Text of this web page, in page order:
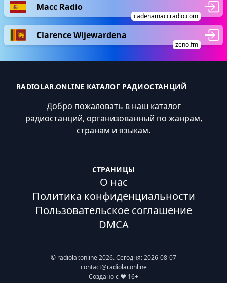
Macc Radio
cadenamaccradio.com
Clarence Wijewardena
zeno.fm
RADIOLAR.ONLINE КАТАЛОГ РАДИОСТАНЦИЙ
Добро пожаловать в наш каталог
радиостанций, организованный по жанрам,
странам и языкам.
СТРАНИЦЫ
О нас
Политика конфиденциальности
Пользовательское соглашение
DMCA
© radiolar.online 2026. Сегодня: 2026-08-07
contact@radiolar.online
Создано с ❤️ 16+